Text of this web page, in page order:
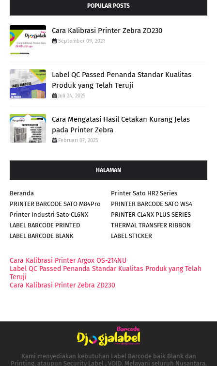
POPULAR POSTS
Cara Kalibrasi Printer Zebra ZD230
September 09, 2021
Label QC Passed Penanda Standar Kualitas
Produk yang Telah Teruji
Juli 24, 2025
Cara Mengatasi Hasil Cetakan Kurang Jelas
pada Printer Zebra
Februari 07, 2025
HALAMAN
Beranda
Printer Sato HR2 Series
PRINTER BARCODE SATO M84Pro
PRINTER BARCODE SATO WS4
Printer Industri Sato CL6NX
PRINTER CL4NX PLUS SERIES
LABEL BARCODE PRINTED
THERMAL TRANSFER RIBBON
LABEL BARCODE BLANK
LABEL STICKER
Cara Kalibrasi Printer Argox OS-214NU
Label QC Passed Penanda Standar Kualitas Produk yang Telah
Teruji
Cara Kalibrasi Printer Zebra ZD230
Kami menyediakan kebutuhan Label Barcode baik Blank dan
Printing, ataupun Security Label , VOID. Melayani seluruh Nusantara.